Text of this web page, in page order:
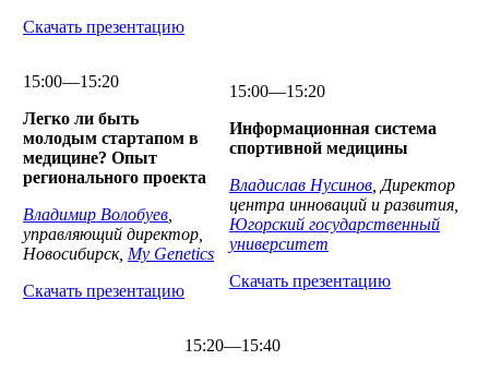
Скачать презентацию
15:00—15:20
Легко ли быть
молодым стартапом в
медицине? Опыт
регионального проекта
Владимир Волобуев
управляющий директор,
Новосибирск, My Genetics
Скачать презентацию
15:00—15:20
Информационная система
спортивной медицины
Владислав Нусинов , Директор
центра инноваций и развития,
Югорский государственный
университет
Скачать презентацию
15:20—15:40